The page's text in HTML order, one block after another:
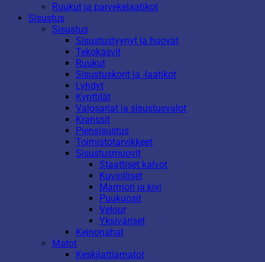
Ruukut ja parvekelaatikot
Sisustus
Sisustus
Sisustustyynyt ja huovat
Tekokasvit
Ruukut
Sisustuskorit ja -laatikot
Lyhdyt
Kynttilät
Valosarjat ja sisustusvalot
Kranssit
Piensisustus
Toimistotarvikkeet
Sisustusmuovit
Staattiset kalvot
Kuviolliset
Marmori ja kivi
Puukuosit
Velour
Yksiväriset
Keinonahat
Matot
Keskilattiamatot